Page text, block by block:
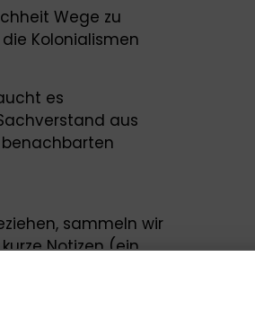
Wege zu
Kolonialismen
es
aus
sammeln wir
Notizen (ein,
zur Workshop-